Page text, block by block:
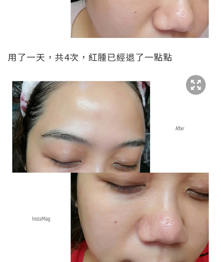
用了一天，共4次，紅腫已經退了一點點